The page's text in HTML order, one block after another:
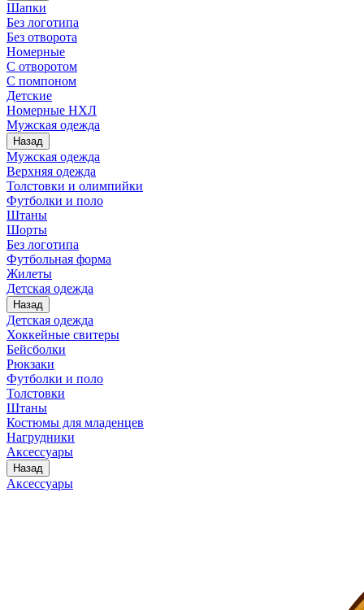
Шапки
Без логотипа
Без отворота
Номерные
С отворотом
С помпоном
Детские
Номерные НХЛ
Мужская одежда
Назад
Мужская одежда
Верхняя одежда
Толстовки и олимпийки
Футболки и поло
Штаны
Шорты
Без логотипа
Футбольная форма
Жилеты
Детская одежда
Назад
Детская одежда
Хоккейные свитеры
Бейсболки
Рюкзаки
Футболки и поло
Толстовки
Штаны
Костюмы для младенцев
Нагрудники
Аксессуары
Назад
Аксессуары